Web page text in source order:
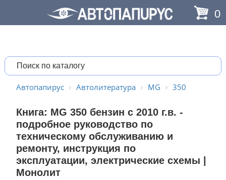
0
Автопапирус Автолитература MG 350
Книга: MG 350 бензин с 2010 г.в. -
подробное руководство по
техническому обслуживанию и
ремонту, инструкция по
эксплуатации, электрические схемы |
Монолит